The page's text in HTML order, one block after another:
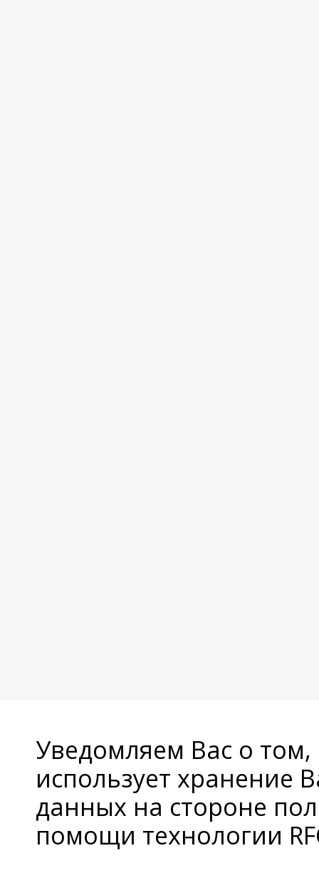
Уведомляем Вас о
использует хранение
данных на стороне
помощи технологии